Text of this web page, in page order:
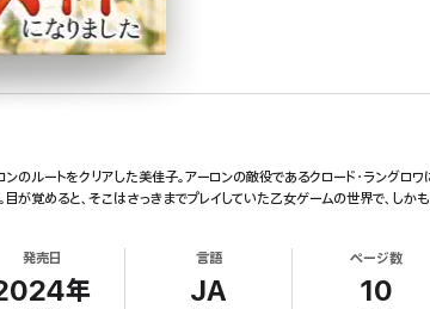
ンのルートをクリアした美佳子。アーロンの敵役であるクロード・ラン
が覚めると、そこはさっきまでプレイしていた乙女ゲームの世界で、し
発売日
年
言語
JA
ページ数
10